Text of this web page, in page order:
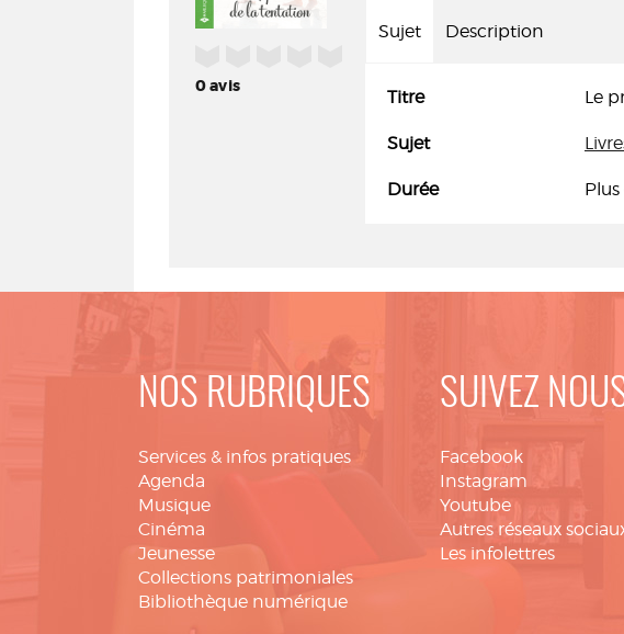
0avis
Sujet Description
Titre Le
Sujet
Durée
NOS RUBRIQUES
Services & infos pratiques
Agenda
Musique
Cinéma
Jeunesse
Collections patrimoniales
Bibliothèque numérique
SUIVEZ
Facebook
Instagram
Youtube
Autres réseaux
Les infolettres